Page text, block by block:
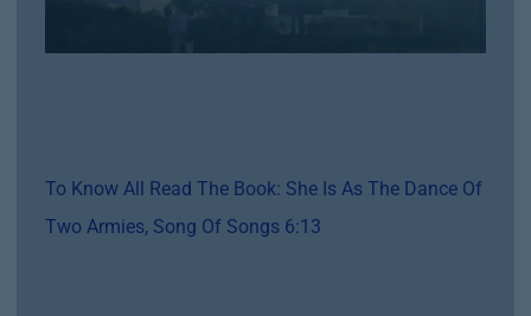
To Know All Read The Book: She Is As The Dance Of
Two Armies, Song Of Songs 6:13